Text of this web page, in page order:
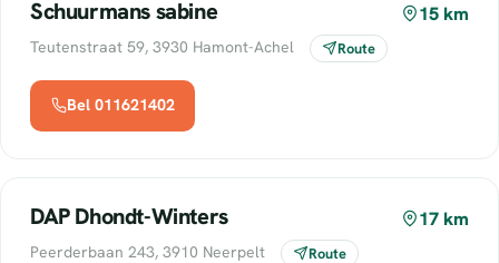
Schuurmans sabine 15 km
Teutenstraat 59, 3930 Hamont-Achel Route
Bel 011621402
DAP Dhondt-Winters 17 km
Peerderbaan 243, 3910 Neerpelt Route